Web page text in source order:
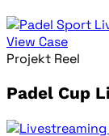
View Case
Projekt Reel
Padel Cup